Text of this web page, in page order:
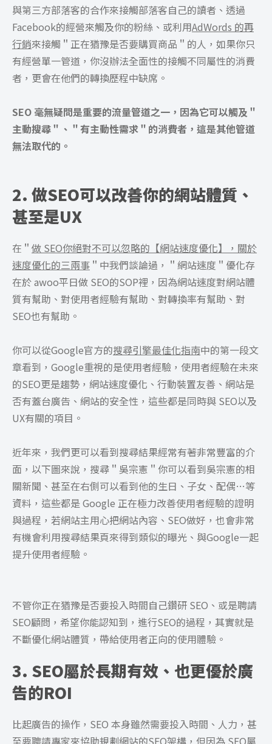
與第三方部落客的合作來接觸部落客自己的讀者、透過
Facebook的經營來觸及你的粉絲、或利用AdWords 的再
行銷來接觸＂正在猶豫是否要購買商品＂的人，如果你只
有經營單一管道，你沒辦法全面性的接觸不同屬性的消費
者，更會在他們的轉換歷程中缺席。
SEO 毫無疑問是重要的流量管道之一，因為它可以觸及＂
主動搜尋＂、＂有主動性需求＂的消費者，這是其他管道
無法取代的。
2. 做SEO可以改善你的網站體質、
甚至是UX
在＂ 做 SEO你絕對不可以忽略的【網站速度優化】，關於
速度優化的三兩事 ＂中我們談論過，＂網站速度＂優化存
在於 awoo平日做 SEO的SOP裡，因為網站速度對網站體
質有幫助、對使用者經驗有幫助、對轉換率有幫助、對
SEO也有幫助。
你可以從Google官方的搜尋引擎最佳化指南中的第一段文
章看到，Google重視的是使用者經驗，使用者經驗在未來
的SEO更是趨勢，網站速度優化、行動裝置友善、網站是
否有蓋台廣告、網站的安全性，這些都是同時與 SEO以及
UX有關的項目。
近年來，我們更可以看到搜尋結果經常有著非常豐富的介
面，以下圖來說，搜尋＂吳宗憲＂你可以看到吳宗憲的相
關新聞、甚至在右側可以看到他的生日、子女、配偶…等
資料，這些都是 Google 正在極力改善使用者經驗的證明
與過程，若網站主用心把網站內容、SEO做好，也會非常
有機會利用搜尋結果頁來得到類似的曝光、與Google一起
提升使用者經驗。
不管你正在猶豫是否要投入時間自己鑽研 SEO、或是聘請
SEO顧問，希望你能認知到，進行SEO的過程，其實就是
不斷優化網站體質，帶給使用者正向的使用體驗。
3. SEO屬於長期有效、也更優於廣
告的ROI
比起廣告的操作，SEO 本身雖然需要投入時間、人力，甚
至要聘請專家來協助規劃網站的SEO架構，但因為 SEO屬